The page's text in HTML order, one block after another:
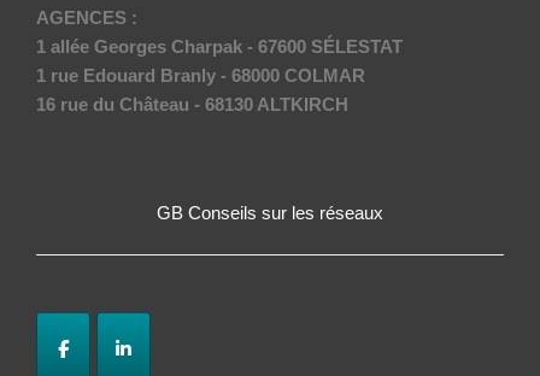
AGENCES :
1 allée Georges Charpak - 67600 SÉLESTAT
1 rue Edouard Branly - 68000 COLMAR
16 rue du Château - 68130 ALTKIRCH
GB Conseils sur les réseaux